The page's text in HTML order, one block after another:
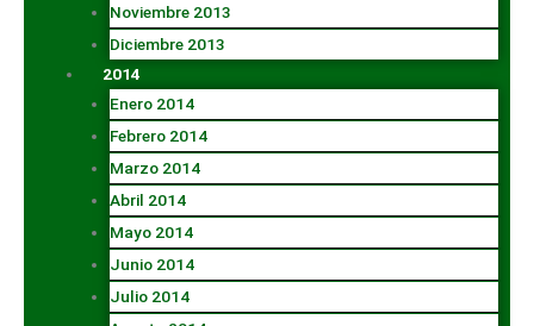
Noviembre 2013
Diciembre 2013
2014
Enero 2014
Febrero 2014
Marzo 2014
Abril 2014
Mayo 2014
Junio 2014
Julio 2014